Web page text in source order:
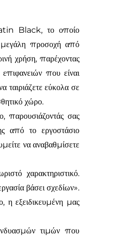
Black, το οποίο
μεγάλη προσοχή από
χρήση, παρέχοντας
που είναι
εύκολα σε
χώρο.
σας
από το εργοστάσιο
να αναβαθμίσετε
χαρακτηριστικό.
βάσει σχεδίων».
η εξειδικευμένη μας
τιμών που